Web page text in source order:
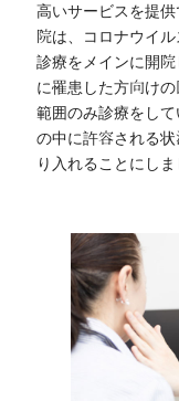
高いサービスを提
院は、コロナウイ
診療をメインに開
に罹患した方向け
範囲のみ診療をし
の中に許容される
り入れることにしま